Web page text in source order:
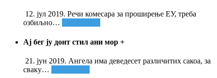
12. јул 2019. Речи комесара за проширење ЕУ, треба
озбиљно…
Ај бег ју донт стил ани мор +
21. јун 2019. Ангела има деведесет различитих сакоа, за
сваку…